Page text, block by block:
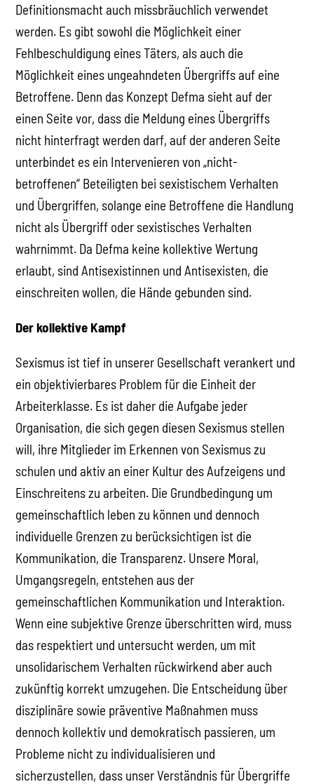
Definitionsmacht auch missbräuchlich verwendet
werden. Es gibt sowohl die Möglichkeit einer
Fehlbeschuldigung eines Täters, als auch die
Möglichkeit eines ungeahndeten Übergriffs auf eine
Betroffene. Denn das Konzept Defma sieht auf der
einen Seite vor, dass die Meldung eines Übergriffs
nicht hinterfragt werden darf, auf der anderen Seite
unterbindet es ein Intervenieren von „nicht-
betroffenen“ Beteiligten bei sexistischem Verhalten
und Übergriffen, solange eine Betroffene die Handlung
nicht als Übergriff oder sexistisches Verhalten
wahrnimmt. Da Defma keine kollektive Wertung
erlaubt, sind Antisexistinnen und Antisexisten, die
einschreiten wollen, die Hände gebunden sind.
Der kollektive Kampf
Sexismus ist tief in unserer Gesellschaft verankert und
ein objektivierbares Problem für die Einheit der
Arbeiterklasse. Es ist daher die Aufgabe jeder
Organisation, die sich gegen diesen Sexismus stellen
will, ihre Mitglieder im Erkennen von Sexismus zu
schulen und aktiv an einer Kultur des Aufzeigens und
Einschreitens zu arbeiten. Die Grundbedingung um
gemeinschaftlich leben zu können und dennoch
individuelle Grenzen zu berücksichtigen ist die
Kommunikation, die Transparenz. Unsere Moral,
Umgangsregeln, entstehen aus der
gemeinschaftlichen Kommunikation und Interaktion.
Wenn eine subjektive Grenze überschritten wird, muss
das respektiert und untersucht werden, um mit
unsolidarischem Verhalten rückwirkend aber auch
zukünftig korrekt umzugehen. Die Entscheidung über
disziplinäre sowie präventive Maßnahmen muss
dennoch kollektiv und demokratisch passieren, um
Probleme nicht zu individualisieren und
sicherzustellen, dass unser Verständnis für Übergriffe